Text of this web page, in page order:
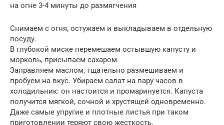
на огне 3-4 минуты до размягчения
Снимаем с огня, остужаем и выкладываем в отдельную
посуду.
В глубокой миске перемешаем остывшую капусту и
морковь, присыпаем сахаром.
Заправляем маслом, тщательно размешиваем и
пробуем на вкус. Убираем салат на пару часов в
холодильник: он настоится и промаринуется. Капуста
получится мягкой, сочной и хрустящей одновременно.
Даже самые упругие и плотные листья при таком
приготовлении теряют свою жесткость.